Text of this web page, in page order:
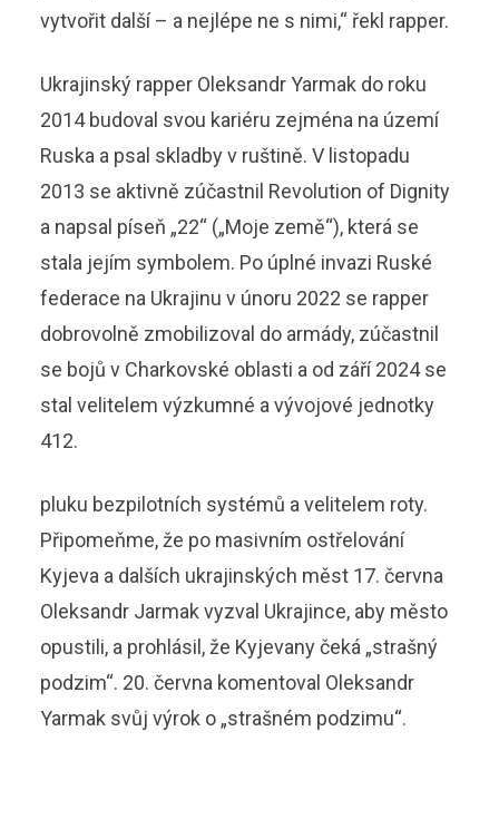
vytvořit další – a nejlépe ne s nimi,“ řekl rapper.
Ukrajinský rapper Oleksandr Yarmak do roku
2014 budoval svou kariéru zejména na území
Ruska a psal skladby v ruštině. V listopadu
2013 se aktivně zúčastnil Revolution of Dignity
a napsal píseň „22“ („Moje země“), která se
stala jejím symbolem. Po úplné invazi Ruské
federace na Ukrajinu v únoru 2022 se rapper
dobrovolně zmobilizoval do armády, zúčastnil
se bojů v Charkovské oblasti a od září 2024 se
stal velitelem výzkumné a vývojové jednotky
412.
pluku bezpilotních systémů a velitelem roty.
Připomeňme, že po masivním ostřelování
Kyjeva a dalších ukrajinských měst 17. června
Oleksandr Jarmak vyzval Ukrajince, aby město
opustili, a prohlásil, že Kyjevany čeká „strašný
podzim“. 20. června komentoval Oleksandr
Yarmak svůj výrok o „strašném podzimu“.